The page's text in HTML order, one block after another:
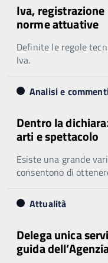
Iva,
norme attuative
Definite le regole
Iva.
Analisi e
Dentro la
arti e spettacolo
Esiste una grande
consentono di
Attualità
Delega unica
guida